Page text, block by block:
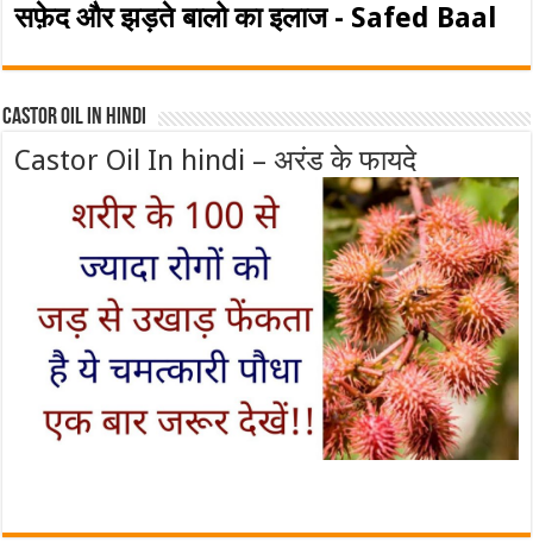
सफ़ेद और झड़ते बालो का इलाज - Safed Baal
Castor Oil In Hindi
Castor Oil In hindi – अरंड के फायदे